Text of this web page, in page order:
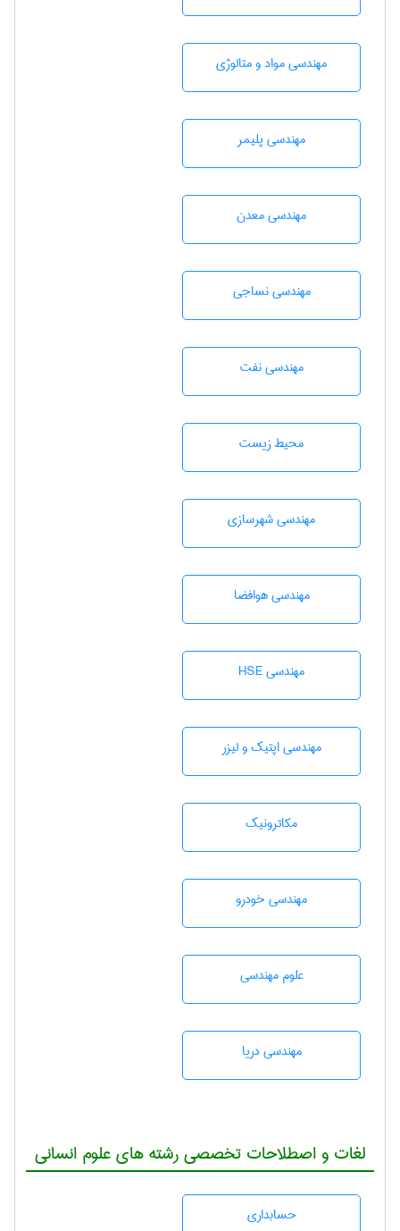
مهندسی مواد و متالوژی
مهندسی پليمر
مهندسی معدن
مهندسي نساجی
مهندسی نفت
محيط زيست
مهندسی شهرسازی
مهندسی هوافضا
مهندسی HSE
مهندسی اپتیک و لیزر
مکاترونیک
مهندسی خودرو
علوم مهندسی
مهندسی دریا
لغات و اصطلاحات تخصصی رشته های علوم انسانی
حسابداری